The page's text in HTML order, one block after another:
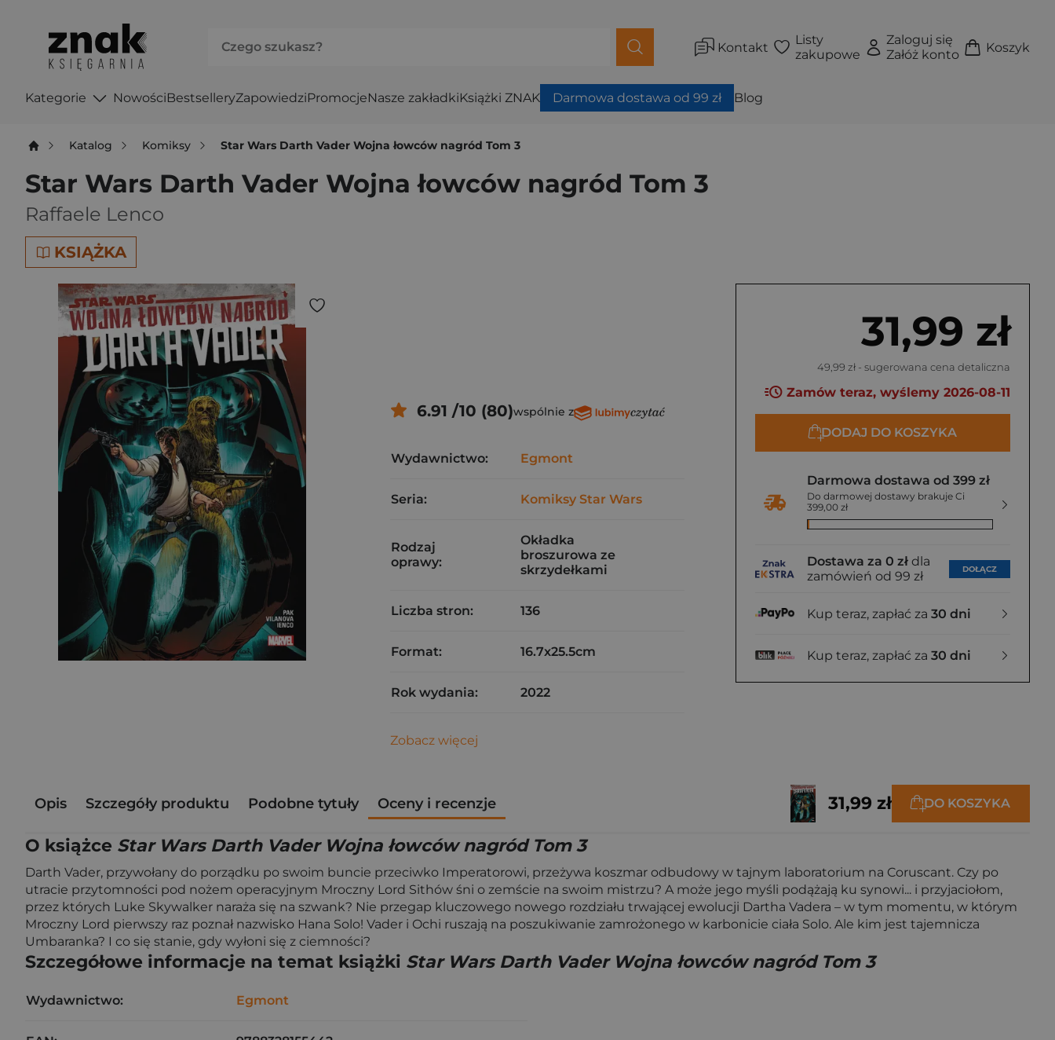
Kontakt
Listy
zakupowe
Zaloguj się
Załóż konto
Koszyk
Kategorie NowościBestselleryZapowiedziPromocjeNasze zakładkiKsiążki ZNAK Darmowa dostawa od 99 zł Blog
Katalog Komiksy Star Wars Darth Vader Wojna łowców nagród Tom 3
Star Wars Darth Vader Wojna łowców nagród Tom 3
Raffaele Lenco
KSIĄŻKA
31,99 zł
49,99 zł - sugerowana cena detaliczna
Zamów teraz, wyślemy 2026-08-11
DODAJ DO KOSZYKA
Darmowa dostawa od 399 zł
Do darmowej dostawy brakuje Ci
399,00 zł
Dostawa za 0 zł dla
zamówień od 99 zł
DOŁĄCZ
Kup teraz, zapłać za 30 dni
Kup teraz, zapłać za 30 dni
6.91 /10 (80)wspólnie z
Wydawnictwo: Egmont
Seria: Komiksy Star Wars
Rodzaj
oprawy:
Okładka
broszurowa ze
skrzydełkami
Liczba stron: 136
Format: 16.7x25.5cm
Rok wydania: 2022
Zobacz więcej
Opis Szczegóły produktu Podobne tytuły Oceny i recenzje 31,99 zł DO KOSZYKA
O książce Star Wars Darth Vader Wojna łowców nagród Tom 3
Darth Vader, przywołany do porządku po swoim buncie przeciwko Imperatorowi, przeżywa koszmar odbudowy w tajnym laboratorium na Coruscant. Czy po
utracie przytomności pod nożem operacyjnym Mroczny Lord Sithów śni o zemście na swoim mistrzu? A może jego myśli podążają ku synowi... i przyjaciołom,
przez których Luke Skywalker naraża się na szwank? Nie przegap kluczowego nowego rozdziału trwającej ewolucji Dartha Vadera – w tym momentu, w którym
Mroczny Lord pierwszy raz poznał nazwisko Hana Solo! Vader i Ochi ruszają na poszukiwanie zamrożonego w karbonicie ciała Solo. Ale kim jest tajemnicza
Umbaranka? I co się stanie, gdy wyłoni się z ciemności?
Szczegółowe informacje na temat książki Star Wars Darth Vader Wojna łowców nagród Tom 3
Wydawnictwo: Egmont